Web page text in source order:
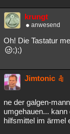
Übersichten
Besucht
Lesenswert
krungt
anwesend
Oh! Die Tastatur
;);)
Jimtonic
ne der galgen-
umgehauen...
hilfsmittel im ärmel